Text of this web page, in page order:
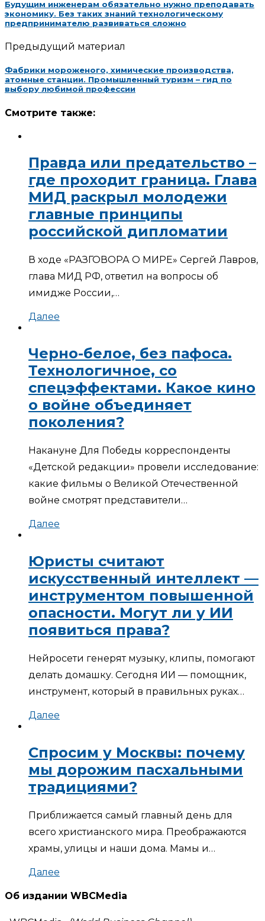
Будущим инженерам обязательно нужно преподавать
экономику. Без таких знаний технологическому
предпринимателю развиваться сложно
Предыдущий материал
Фабрики мороженого, химические производства,
атомные станции. Промышленный туризм – гид по
выбору любимой профессии
Смотрите также:
Правда или предательство –
где проходит граница. Глава
МИД раскрыл молодежи
главные принципы
российской дипломатии
В ходе «РАЗГОВОРА О МИРЕ» Сергей Лавров,
глава МИД РФ, ответил на вопросы об
имидже России,…
Далее
Черно-белое, без пафоса.
Технологичное, со
спецэффектами. Какое кино
о войне объединяет
поколения?
Накануне Для Победы корреспонденты
«Детской редакции» провели исследование:
какие фильмы о Великой Отечественной
войне смотрят представители…
Далее
Юристы считают
искусственный интеллект —
инструментом повышенной
опасности. Могут ли у ИИ
появиться права?
Нейросети генерят музыку, клипы, помогают
делать домашку. Сегодня ИИ — помощник,
инструмент, который в правильных руках…
Далее
Спросим у Москвы: почему
мы дорожим пасхальными
традициями?
Приближается самый главный день для
всего христианского мира. Преображаются
храмы, улицы и наши дома. Мамы и…
Далее
Об издании WBCMedia